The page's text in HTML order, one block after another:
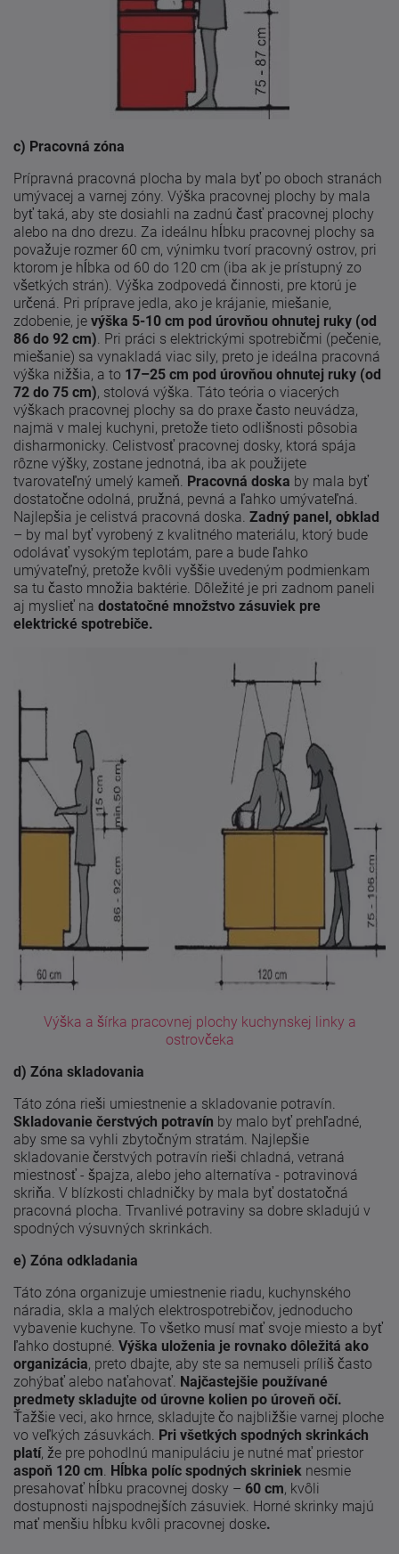
c) Pracovná zóna
Prípravná pracovná plocha by mala byť po oboch stranách
umývacej a varnej zóny. Výška pracovnej plochy by mala
byť taká, aby ste dosiahli na zadnú časť pracovnej plochy
alebo na dno drezu. Za ideálnu hĺbku pracovnej plochy sa
považuje rozmer 60 cm, výnimku tvorí pracovný ostrov, pri
ktorom je hĺbka od 60 do 120 cm (iba ak je prístupný zo
všetkých strán). Výška zodpovedá činnosti, pre ktorú je
určená. Pri príprave jedla, ako je krájanie, miešanie,
zdobenie, je výška 5-10 cm pod úrovňou ohnutej ruky (od
86 do 92 cm) . Pri práci s elektrickými spotrebičmi (pečenie,
miešanie) sa vynakladá viac sily, preto je ideálna pracovná
výška nižšia, a to 17–25 cm pod úrovňou ohnutej ruky (od
72 do 75 cm), stolová výška. Táto teória o viacerých
výškach pracovnej plochy sa do praxe často neuvádza,
najmä v malej kuchyni, pretože tieto odlišnosti pôsobia
disharmonicky. Celistvosť pracovnej dosky, ktorá spája
rôzne výšky, zostane jednotná, iba ak použijete
tvarovateľný umelý kameň. Pracovná doska by mala byť
dostatočne odolná, pružná, pevná a ľahko umývateľná.
Najlepšia je celistvá pracovná doska. Zadný panel, obklad
– by mal byť vyrobený z kvalitného materiálu, ktorý bude
odolávať vysokým teplotám, pare a bude ľahko
umývateľný, pretože kvôli vyššie uvedeným podmienkam
sa tu často množia baktérie. Dôležité je pri zadnom paneli
aj myslieť na dostatočné množstvo zásuviek pre
elektrické spotrebiče.
Výška a šírka pracovnej plochy kuchynskej linky a
ostrovčeka
d) Zóna skladovania
Táto zóna rieši umiestnenie a skladovanie potravín.
Skladovanie čerstvých potravín by malo byť prehľadné,
aby sme sa vyhli zbytočným stratám. Najlepšie
skladovanie čerstvých potravín rieši chladná, vetraná
miestnosť - špajza, alebo jeho alternatíva - potravinová
skriňa. V blízkosti chladničky by mala byť dostatočná
pracovná plocha. Trvanlivé potraviny sa dobre skladujú v
spodných výsuvných skrinkách.
e) Zóna odkladania
Táto zóna organizuje umiestnenie riadu, kuchynského
náradia, skla a malých elektrospotrebičov, jednoducho
vybavenie kuchyne. To všetko musí mať svoje miesto a byť
ľahko dostupné. Výška uloženia je rovnako dôležitá ako
organizácia, preto dbajte, aby ste sa nemuseli príliš často
zohýbať alebo naťahovať. Najčastejšie používané
predmety skladujte od úrovne kolien po úroveň očí.
Ťažšie veci, ako hrnce, skladujte čo najbližšie varnej ploche
vo veľkých zásuvkách. Pri všetkých spodných skrinkách
platí, že pre pohodlnú manipuláciu je nutné mať priestor
aspoň 120 cm Hĺbka políc spodných skriniek nesmie
presahovať hĺbku pracovnej dosky – 60 cm, kvôli
dostupnosti najspodnejších zásuviek. Horné skrinky majú
mať menšiu hĺbku kvôli pracovnej doske.